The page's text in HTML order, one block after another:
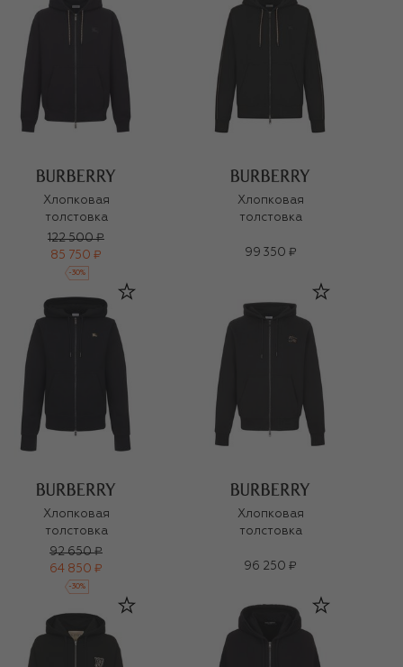
Хлопковая
толстовка
122 500 ₽
85 750 ₽
-30%
Хлопковая
толстовка
99 350 ₽
Хлопковая
толстовка
92 650 ₽
64 850 ₽
-30%
Хлопковая
толстовка
96 250 ₽